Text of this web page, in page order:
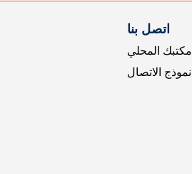
اتصل بنا
مكتبك المحلي
نموذج الاتصال